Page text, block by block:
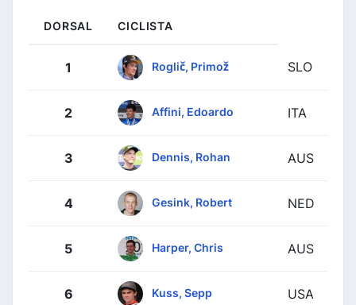
DORSAL CICLISTA
1 Roglič, Primož SLO
2 Affini, Edoardo ITA
3 Dennis, Rohan AUS
4 Gesink, Robert NED
5 Harper, Chris AUS
6 Kuss, Sepp USA